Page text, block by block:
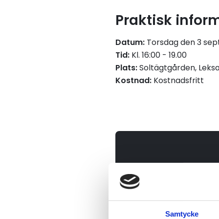
Samtycke
Praktisk
Datum: Torsdag den 3
Tid: Kl. 16:00 - 19.00
Plats:Soltägtgården,
Kostnad: Kostnadsfritt